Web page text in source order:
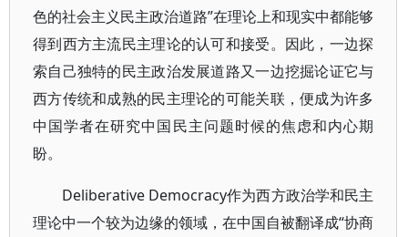
色的社会主义民主政治道路”在理论上和现实中都能够
得到西方主流民主理论的认可和接受。因此，一边探
索自己独特的民主政治发展道路又一边挖掘论证它与
西方传统和成熟的民主理论的可能关联，便成为许多
中国学者在研究中国民主问题时候的焦虑和内心期
盼。
Deliberative Democracy作为西方政治学和民主
理论中一个较为边缘的领域，在中国自被翻译成“协商